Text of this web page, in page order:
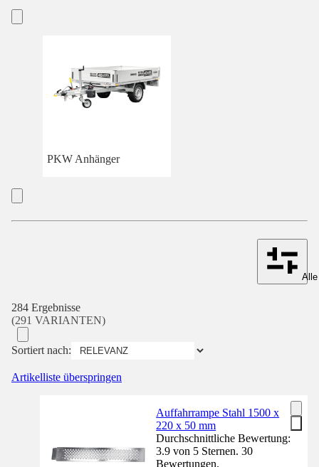
PKW Anhänger
284 Ergebnisse
(291 VARIANTEN)
Sortiert nach:
Artikelliste überspringen
Auffahrrampe Stahl 1500 x
220 x 50 mm
Durchschnittliche Bewertung:
3.9 von 5 Sternen. 30
Bewertungen.